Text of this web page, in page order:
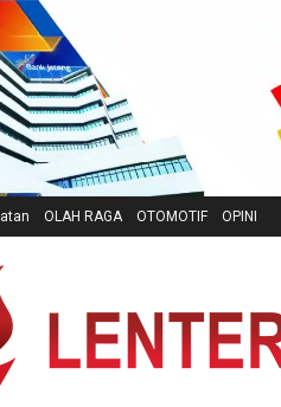
OLAH RAGA OTOMOTIF OPINI